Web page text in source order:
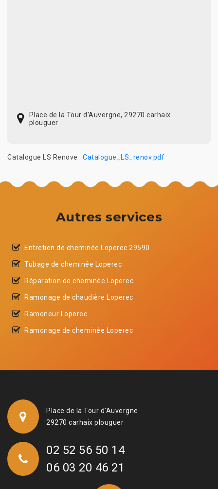
Place de la Tour d'Auvergne, 29270 carhaix
plouguer
Catalogue LS Renove : Catalogue_LS_renov.pdf
Autres services
Entretien de cheminée Loperec 29590
Tubage de cheminée Loperec
Réparation de cheminée Loperec
Ramonage de chaudière Loperec
Ramoneur Loperec
Ramonage de cheminée Loperec
Place de la Tour d'Auvergne
29270 carhaix plouguer
02 52 56 50 14
06 03 20 46 21